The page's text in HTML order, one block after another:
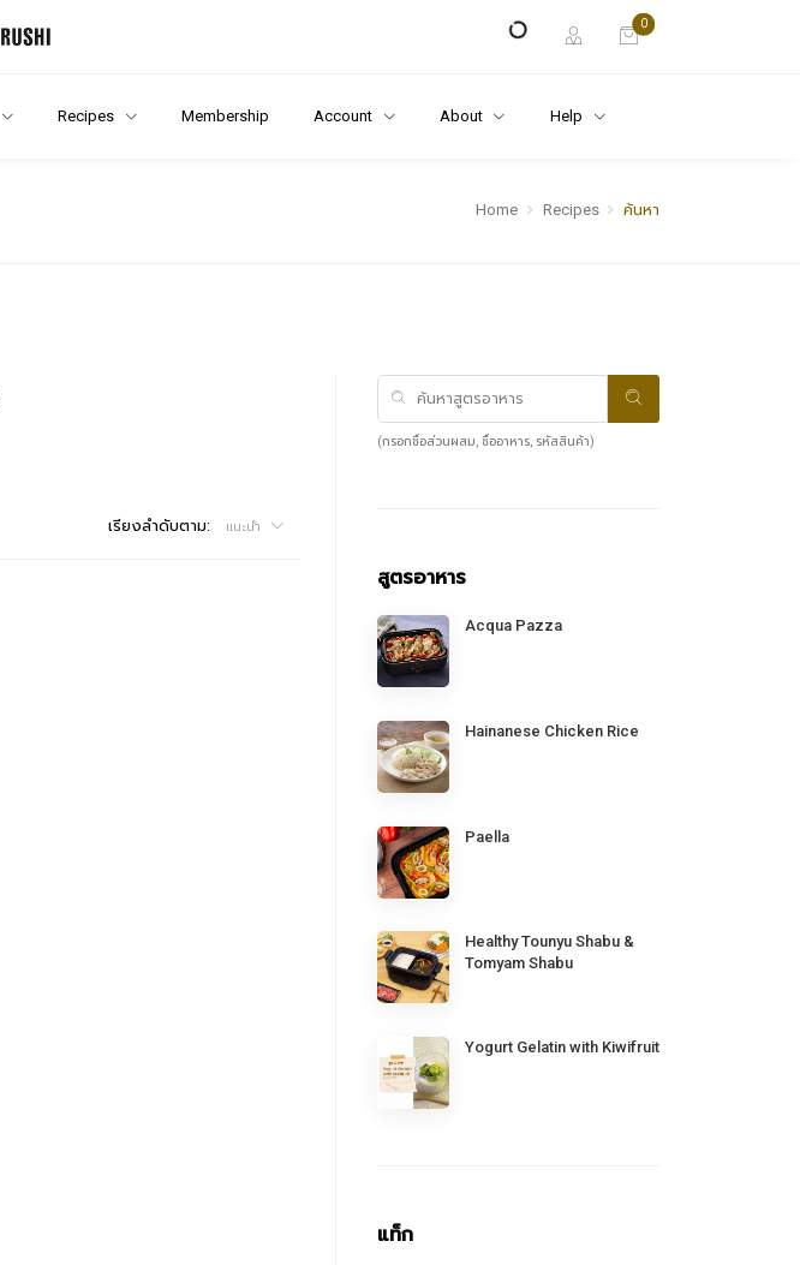
0
Recipes Membership Account About Help
Home Recipes ค้นหา
เรียงลำดับตาม: แนะนำ
(กรอกชื่อส่วนผสม, ชื่ออาหาร, รหัสสินค้า)
สูตรอาหาร
Acqua Pazza
Hainanese Chicken Rice
Paella
Healthy Tounyu Shabu &
Tomyam Shabu
Yogurt Gelatin with Kiwifruit
แท็ก